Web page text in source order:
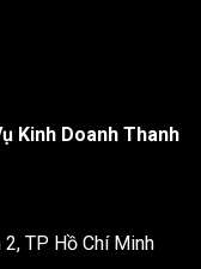
Kinh Doanh Thanh
TP Hồ Chí Minh